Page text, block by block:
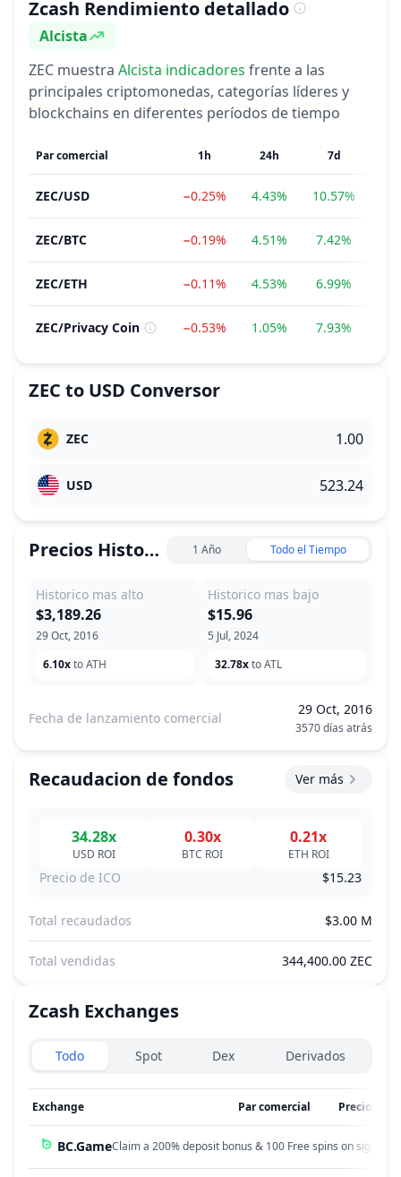
Zcash Rendimiento detallado
Sentimiento
Alcista
ZEC muestra Alcista indicadores frente a las
principales criptomonedas, categorías líderes y
blockchains en diferentes períodos de tiempo
Par comercial 1h 24h 7d
ZEC/USD −0.25% 4.43% 10.57%
ZEC/BTC −0.19% 4.51% 7.42%
ZEC/ETH −0.11% 4.53% 6.99%
ZEC/Privacy Coin −0.53% 1.05% 7.93%
ZEC to USD Conversor
ZEC
USD
Precios Historicos 1 Año Todo el Tiempo
Historico mas alto
29 Oct, 2016
$3,189.26
6.10xto ATH
Historico mas bajo
5 Jul, 2024
$15.96
32.78xto ATL
Fecha de lanzamiento comercial
29 Oct, 2016
3570 días atrás
Recaudacion de fondos Ver más
34.28x
USD ROI
0.30x
BTC ROI
0.21x
ETH ROI
Precio de ICO $15.23
Total recaudados $3.00 M
Total vendidas 344,400.00 ZEC
Zcash Exchanges
Exchanges type
Todo Spot Dex Derivados
Exchange Par comercial Precio
BC.GameClaim a 200% deposit bonus & 100 Free spins on sign up!